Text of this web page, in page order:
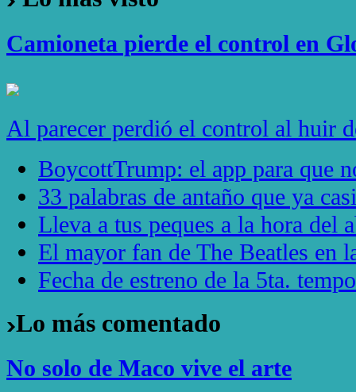
Camioneta pierde el control en
Al parecer perdió el control al huir
BoycottTrump: el app para que
33 palabras de antaño que ya
Lleva a tus peques a la hora del
El mayor fan de The Beatles en
Fecha de estreno de la 5ta.
Lo más comentado
No solo de Maco vive el arte